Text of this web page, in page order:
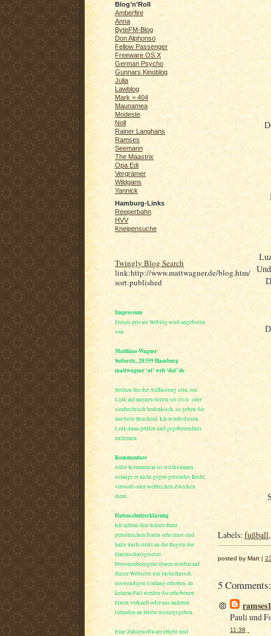
Blog’n’Roll
Amberfire
Anna
ByteFM-Blog
Don Alphonso
Fellow Passenger
Freeware OS X
German Psycho
Gunnars Kinoblog
Julia
Lawblog
Mark = 404
Maunamea
Modeste
Noll
Rainer Langhans
Ramses
Seemann
The Maastrix
Opa Edi
Vergrämer
Wildgans
Yannick
Hamburg-Links
Reeperbahn
HVV
Kneipensuche
Twingly Blog Search
link:http://www.mattwagner.de/blog.htm/
sort:published
Impressum
Dieses private Weblog wird angeboten
von
Matthias Wagner
Seilerstr., 20359 Hamburg
mattwagner ‘at’ web ‘dot’ de
Sollten Sie der Auffassung sein, ein
Link auf meinen Seiten sei zivil- oder
strafrechtlich bedenklich, so geben Sie
mir bitte Bescheid. Ich werde diesen
Link dann prüfen und gegebenenfalls
entfernen.
Kommentare
Jeder Kommentar ist willkommen,
solange er nicht gegen geltendes Recht
verstößt oder werblichen Zwecken
dient.
Datenschutzerklärung
Ich nehme den Schutz Ihrer
persönlichen Daten sehr ernst und
halte mich strikt an die Regeln der
Datenschutzgesetze.
Personenbezogene Daten werden auf
dieser Webseite nur im technisch
notwendigen Umfang erhoben. In
keinem Fall werden die erhobenen
Daten verkauft oder aus anderen
Gründen an Dritte weitergegeben.
Eine Zählersoftware erhebt und
Labels: fußball
posted by Matt |
5 Comments:
Pauli und
11:38